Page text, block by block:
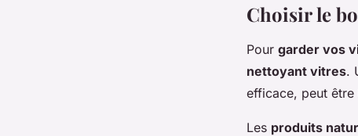
Choisir le
Pour garder vos
nettoyant vitres.
efficace, peut être
Les produits